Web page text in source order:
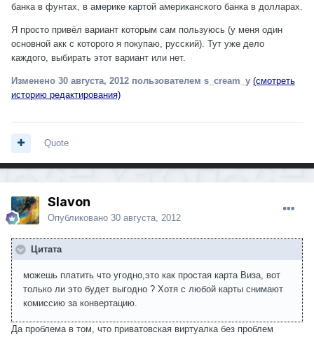
банка в фунтах, в америке картой американского банка в долларах.
Я просто привёл вариант которым сам пользуюсь (у меня один
основной акк с которого я покупаю, русский). Тут уже дело
каждого, выбирать этот вариант или нет.
Изменено 30 августа, 2012 пользователем s_cream_y (смотреть
историю редактирования)
Quote
Slavon
Опубликовано 30 августа, 2012
Цитата
можешь платить что угодно,это как простая карта Виза, вот
только ли это будет выгодно ? Хотя с любой карты снимают
комиссию за конвертацию.
Да проблема в том, что приватовская виртуалка без проблем